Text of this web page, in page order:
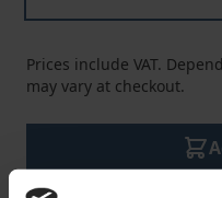
Prices include VAT.
may vary at checkout.
Add to Wish List